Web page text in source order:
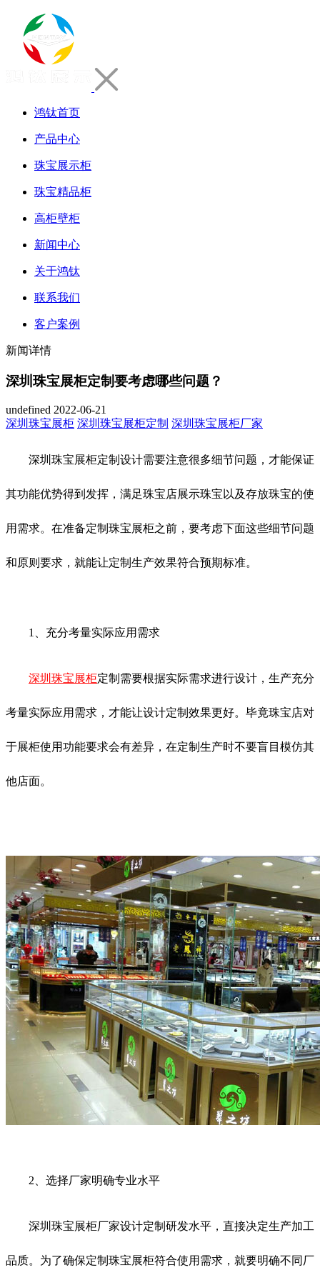
鸿钛首页
产品中心
珠宝展示柜
珠宝精品柜
高柜壁柜
新闻中心
关于鸿钛
联系我们
客户案例
新闻详情
深圳珠宝展柜定制要考虑哪些问题？
undefined 2022-06-21
深圳珠宝展柜 深圳珠宝展柜定制 深圳珠宝展柜厂家
深圳珠宝展柜定制设计需要注意很多细节问题，才能保证
其功能优势得到发挥，满足珠宝店展示珠宝以及存放珠宝的使
用需求。在准备定制珠宝展柜之前，要考虑下面这些细节问题
和原则要求，就能让定制生产效果符合预期标准。
1、充分考量实际应用需求
深圳珠宝展柜定制需要根据实际需求进行设计，生产充分
考量实际应用需求，才能让设计定制效果更好。毕竟珠宝店对
于展柜使用功能要求会有差异，在定制生产时不要盲目模仿其
他店面。
2、选择厂家明确专业水平
深圳珠宝展柜厂家设计定制研发水平，直接决定生产加工
品质。为了确保定制珠宝展柜符合使用需求，就要明确不同厂